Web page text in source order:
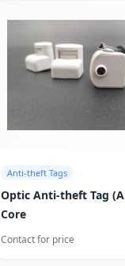
Anti-theft Tags
Optic Anti-theft Tag
Core
Contact for price